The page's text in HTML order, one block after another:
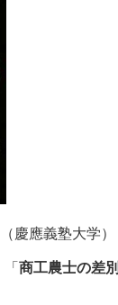
（ 慶應義塾大学）
商工農士の差